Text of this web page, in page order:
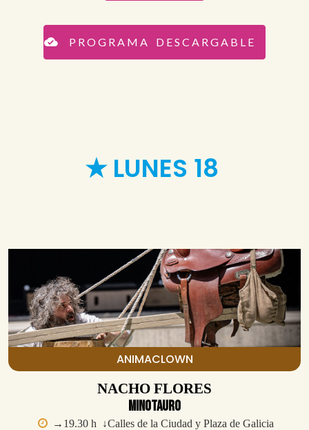
P R O G R A M A D E S C A R G A B L E
★ LUNES 18
ANIMACLOWN
NACHO FLORES
Minotauro
→19.30 h ↓Calles de la Ciudad y Plaza de Galicia